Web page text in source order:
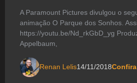
A Paramount Pictures divulgou o
animação O Parque dos Sonhos.
https://youtu.be/Nd_rkGbD_yg
Appelbaum,
Renan Lelis14/11/2018Confira